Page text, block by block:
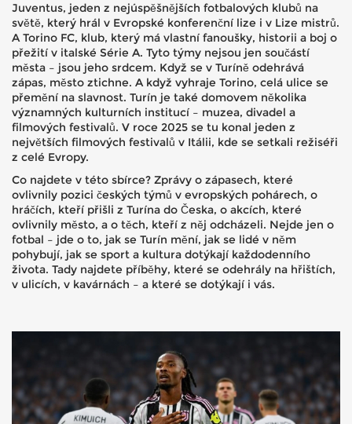
Juventus, jeden z nejúspěšnějších fotbalových klubů na
světě, který hrál v Evropské konferenční lize i v Lize mistrů.
ATorino FC, klub, který má vlastní fanoušky, historii a boj o
přežití v italské Série A. Tyto týmy nejsou jen součástí
města – jsou jeho srdcem. Když se v Turíně odehrává
zápas, město ztichne. A když vyhraje Torino, celá ulice se
přemění na slavnost. Turín je také domovem několika
významných kulturních institucí – muzea, divadel a
filmových festivalů. V roce 2025 se tu konal jeden z
největších filmových festivalů v Itálii, kde se setkali režiséři
z celé Evropy.
Co najdete v této sbírce? Zprávy o zápasech, které
ovlivnily pozici českých týmů v evropských pohárech, o
hráčích, kteří přišli z Turína do Česka, o akcích, které
ovlivnily město, a o těch, kteří z něj odcházeli. Nejde jen o
fotbal – jde o to, jak se Turín mění, jak se lidé v něm
pohybují, jak se sport a kultura dotýkají každodenního
života. Tady najdete příběhy, které se odehrály na hřištích,
v ulicích, v kavárnách – a které se dotýkají i vás.